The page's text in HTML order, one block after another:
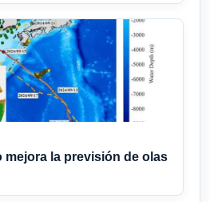
mejora la previsión de olas